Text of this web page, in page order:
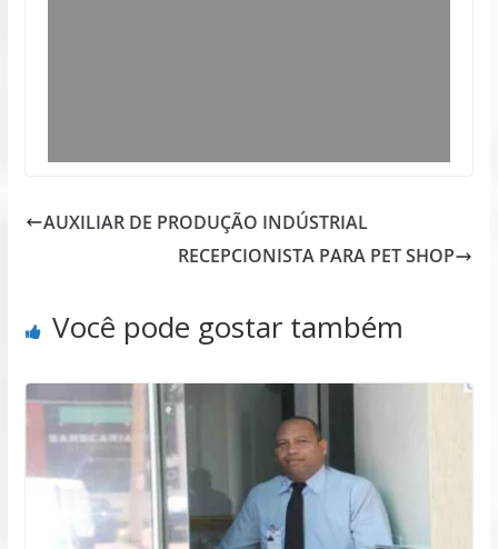
AUXILIAR DE PRODUÇÃO INDÚSTRIAL
RECEPCIONISTA PARA PET SHOP
Você pode gostar também